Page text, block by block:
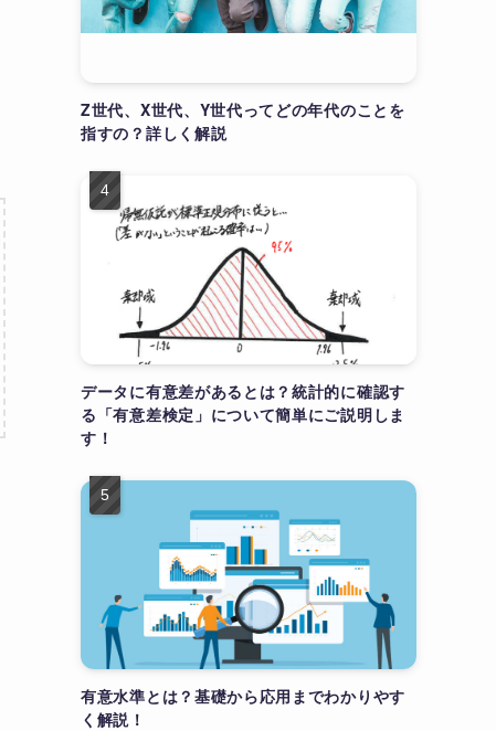
Z世代、X世代、Y世代ってどの年代のことを
指すの？詳しく解説
データに有意差があるとは？統計的に確認す
る「有意差検定」について簡単にご説明しま
す！
有意水準とは？基礎から応用までわかりやす
く解説！